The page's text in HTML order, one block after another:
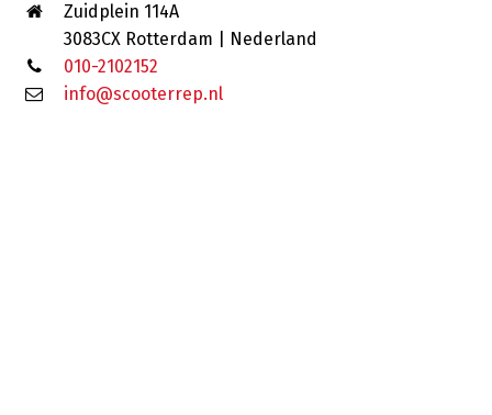
Zuidplein 114A
3083CX Rotterdam | Nederland
010-2102152
info@scooterrep.nl